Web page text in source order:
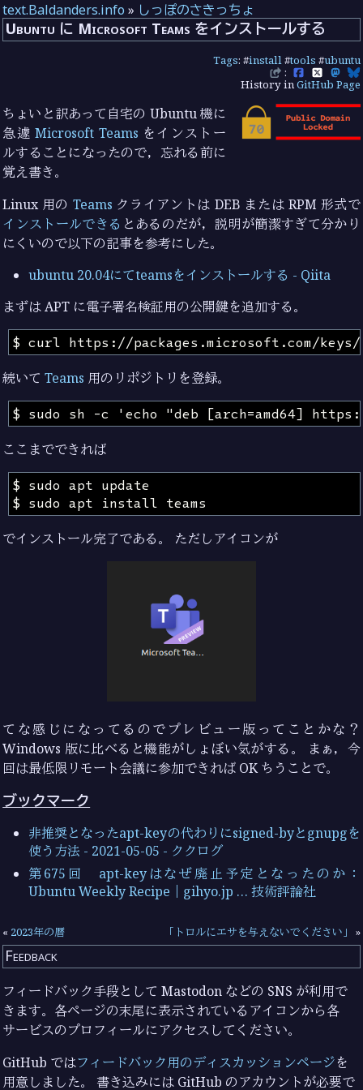
text.Baldanders.info » しっぽのさきっちょ
Ubuntu に Microsoft Teams をインストールする
Tags: #install#tools #ubuntu
:
History inGitHub Page
ちょいと訳あって自宅の Ubuntu 機に
急遽Microsoft Teams をインストー
ルすることになったので，忘れる前に
覚え書き。
Linux 用の Teams クライアントは DEB または RPM 形式で
インストールできる とあるのだが，説明が簡潔すぎて分かり
にくいので以下の記事を参考にした。
ubuntu 20.04にてteamsをインストールする - Qiita
まずは APT に電子署名検証用の公開鍵を追加する。
続いてTeams 用のリポジトリを登録。
ここまでできれば
でインストール完了である。 ただしアイコンが
てな感じになってるのでプレビュー版ってことかな？
Windows 版に比べると機能がしょぼい気がする。 まぁ，今
回は最低限リモート会議に参加できれば OK ちうことで。
ブックマーク
非推奨となったapt-keyの代わりにsigned-byとgnupgを
使う方法 - 2021-05-05 - ククログ
第675回 apt-keyはなぜ廃止予定となったのか：
Ubuntu Weekly Recipe｜gihyo.jp … 技術評論社
« 2023年の暦 「トロルにエサを与えないでください」 »
Feedback
フィードバック手段として Mastodon などの SNS が利用で
きます。各ページの末尾に表示されているアイコンから各
サービスのプロフィールにアクセスしてください。
GitHub ではフィードバック用のディスカッションページを
用意しました。 書き込みには GitHub のアカウントが必要で